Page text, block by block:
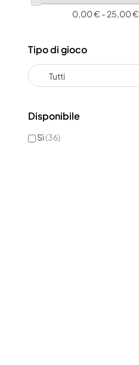
0,00 € - 25,00 €
Tipo di gioco
Disponibile
Sì(36)